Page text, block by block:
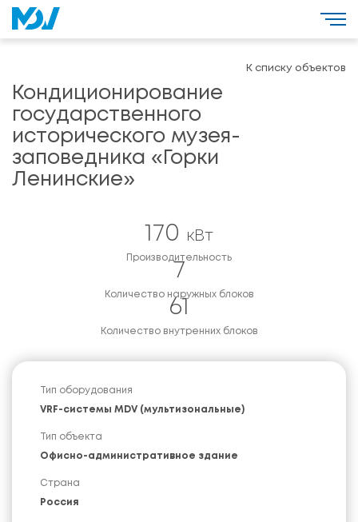
Кондиционирование
государственного
исторического музея-
заповедника «Горки
Ленинские»
К списку объектов
170 кВт
Производительность
7
Количество наружных блоков
61
Количество внутренних блоков
Тип оборудования
VRF-системы MDV (мультизональные)
Тип объекта
Офисно-административное здание
Страна
Россия